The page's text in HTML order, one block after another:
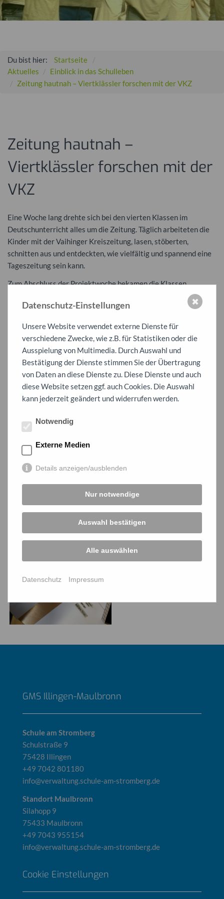
Du bist hier:
Startseite
Aktuelles
Einblick in das Schulleben
Zeitung hautnah – Viertklässler forschen mit der VKZ
Zeitung hautnah –
Viertklässler forschen mit der
VKZ
Eine Woche lang drehte sich bei den vierten Klassen im
Deutschunterricht alles um die Zeitung. Täglich arbeiteten die
Kinder mit der Vaihinger Kreiszeitung, lasen, stöberten,
schnitten aus und entdeckten, wie vielfältig und spannend eine
Tageszeitung sein kann.
Zum Abschluss der Projektwoche bekamen die Klassen
besonderen Besuch: Herr Barth, Vater eines Schülers und
technischer Leiter bei der Backnanger Kreiszeitung, gab
erklärte anschaulich, wie Artikel, Bilder und Anzeigen
zusammenkommen, wie der Druck funktioniert und wie die
Zeitung schließlich zu den Leserinnen und Lesern gelangt.
Ein interessanter Abschluss einer lehrreichen Woche – und wer
weiß, vielleicht steckt in dem einen oder der anderen ja ein*e
zukünftige*r Journalist*in!
GMS Illingen-Maulbronn
Schule am Stromberg
Schulstraße 9
75428 Illingen
+49 7042 801180
info@verwaltung.schule-am-stromberg.de
Standort Maulbronn
Silahopp 9
75433 Maulbronn
+49 7043 955154
info@verwaltung.schule-am-stromberg.de
Cookie Einstellungen
Datenschutz-Einstellungen
Unsere Website verwendet externe Dienste für
verschiedene Zwecke, wie z.B. für Statistiken oder die
Ausspielung von Multimedia. Durch Auswahl und
Bestätigung der Dienste stimmen Sie der Übertragung
von Daten an diese Dienste zu. Diese Dienste und auch
diese Website setzen ggf. auch Cookies. Die Auswahl
kann jederzeit geändert und widerrufen werden.
Notwendig
Externe Medien
Details anzeigen/ausblenden
Nur notwendige
Auswahl bestätigen
Alle auswählen
Datenschutz Impressum
✖